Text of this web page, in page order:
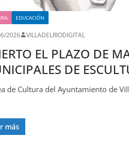
EDUCACIÓN
2026 VILLADELRIODIGITAL
EL PLAZO DE
DE
de Cultura del Ayuntamiento de
más